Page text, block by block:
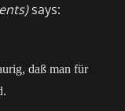
says:
daß man für